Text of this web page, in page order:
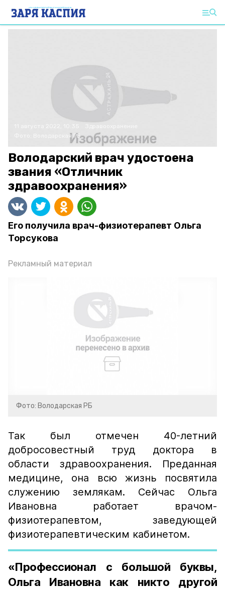
Володарская РБ
Володарский врач удостоена
звания «Отличник
здравоохранения»
Его получила врач-физиотерапевт Ольга
Торсукова
Рекламный материал
Фото: Володарская РБ
Так был отмечен 40-летний
добросовестный труд доктора в
области здравоохранения. Преданная
медицине, она всю жизнь посвятила
служению землякам. Сейчас Ольга
Ивановна работает врачом-
физиотерапевтом, заведующей
физиотерапевтическим кабинетом.
«Профессионал с большой буквы,
Ольга Ивановна как никто другой